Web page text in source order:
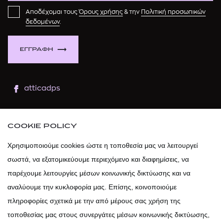
ΕΓΓΡΑΦΗ
Αποδέχομαι τουςΌρους χρήσης & την Πολιτική προσωπικών
δεδομένων.
atticadps
atticadps
COOKIE POLICY
Χρησιμοποιούμε cookies ώστε η τοποθεσία μας να λειτουργεί
σωστά, να εξατομικεύουμε περιεχόμενο και διαφημίσεις, να
παρέχουμε λειτουργίες μέσων κοινωνικής δικτύωσης και να
αναλύουμε την κυκλοφορία μας. Επίσης, κοινοποιούμε
πληροφορίες σχετικά με την από μέρους σας χρήση της
τοποθεσίας μας στους συνεργάτες μέσων κοινωνικής δικτύωσης,